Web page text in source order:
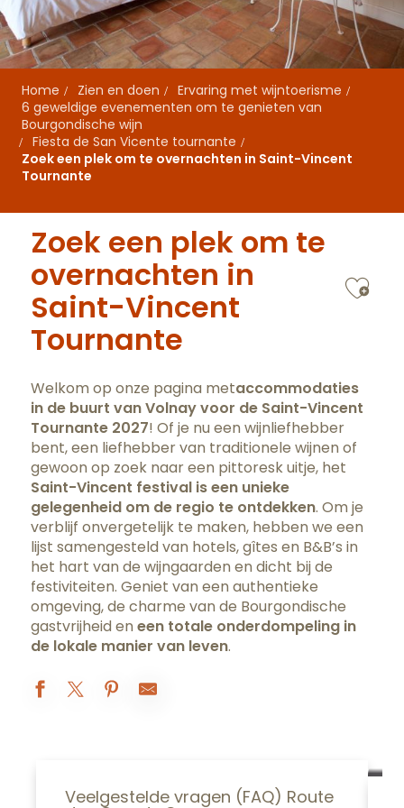
Home Zien en doen
Ervaring met wijntoerisme
6 geweldige evenementen om te genieten van
Bourgondische wijn
Fiesta de San Vicente tournante
Zoek een plek om te overnachten in Saint-Vincent
Tournante
Zoek een plek om te
overnachten in
Saint-Vincent
Tournante
Welkom op onze pagina metaccommodaties
in de buurt van Volnay voor de Saint-Vincent
Tournante 2027! Of je nu een wijnliefhebber
bent, een liefhebber van traditionele wijnen of
gewoon op zoek naar een pittoresk uitje, het
Saint-Vincent festival is een unieke
gelegenheid om de regio te ontdekken. Om je
verblijf onvergetelijk te maken, hebben we een
lijst samengesteld van hotels, gîtes en B&B’s in
het hart van de wijngaarden en dicht bij de
festiviteiten. Geniet van een authentieke
omgeving, de charme van de Bourgondische
gastvrijheid en een totale onderdompeling in
de lokale manier van leven.
Gîte La Coquinière
Veelgestelde vragen (FAQ) Route